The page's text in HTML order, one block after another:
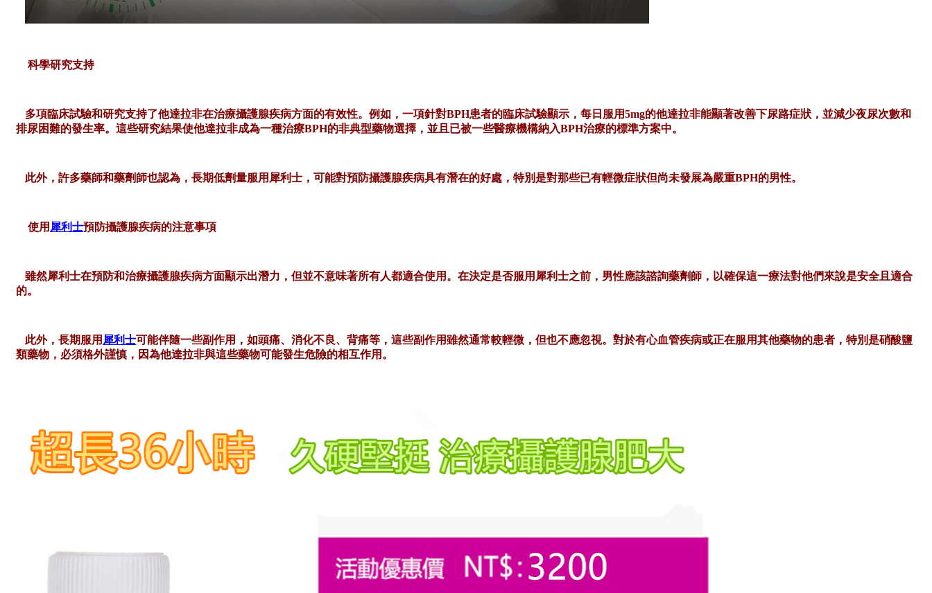
科學研究支持
多項臨床試驗和研究支持了他達拉非在治療攝護腺疾病方面的有效性。例如，一項針對BPH患者的臨床試驗顯示，每日服用5mg的他達拉非能顯著改善下尿路症狀，並減少夜尿次數和
排尿困難的發生率。這些研究結果使他達拉非成為一種治療BPH的非典型藥物選擇，並且已被一些醫療機構納入BPH治療的標準方案中。
此外，許多藥師和藥劑師也認為，長期低劑量服用犀利士，可能對預防攝護腺疾病具有潛在的好處，特別是對那些已有輕微症狀但尚未發展為嚴重BPH的男性。
使用 犀利士預防攝護腺疾病的注意事項
雖然犀利士在預防和治療攝護腺疾病方面顯示出潛力，但並不意味著所有人都適合使用。在決定是否服用犀利士之前，男性應該諮詢藥劑師 ，以確保這一療法對他們來說是安全且適合
的。
此外，長期服用 犀利士可能伴隨一些副作用，如頭痛、消化不良、背痛等，這些副作用雖然通常較輕微，但也不應忽視。對於有心血管疾病或正在服用其他藥物的患者，特別是硝酸鹽
類藥物，必須格外謹慎，因為他達拉非與這些藥物可能發生危險的相互作用。